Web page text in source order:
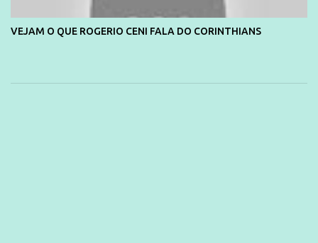
VEJAM O QUE ROGERIO CENI FALA DO CORINTHIANS